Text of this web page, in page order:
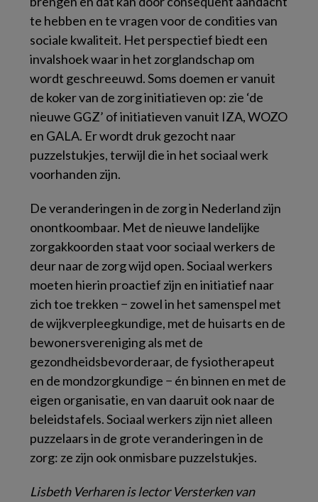
te hebben en te vragen voor de condities van
sociale kwaliteit. Het perspectief biedt een
invalshoek waar in het zorglandschap om
wordt geschreeuwd. Soms doemen er vanuit
de koker van de zorg initiatieven op: zie ‘de
nieuwe GGZ’ of initiatieven vanuit IZA, WOZO
en GALA. Er wordt druk gezocht naar
puzzelstukjes, terwijl die in het sociaal werk
voorhanden zijn.
De veranderingen in de zorg in Nederland zijn
onontkoombaar. Met de nieuwe landelijke
zorgakkoorden staat voor sociaal werkers de
deur naar de zorg wijd open. Sociaal werkers
moeten hierin proactief zijn en initiatief naar
zich toe trekken − zowel in het samenspel met
de wijkverpleegkundige, met de huisarts en de
bewonersvereniging als met de
gezondheidsbevorderaar, de fysiotherapeut
en de mondzorgkundige − én binnen en met de
eigen organisatie, en van daaruit ook naar de
beleidstafels. Sociaal werkers zijn niet alleen
puzzelaars in de grote veranderingen in de
zorg: ze zijn ook onmisbare puzzelstukjes.
Lisbeth Verharen is lector Versterken van